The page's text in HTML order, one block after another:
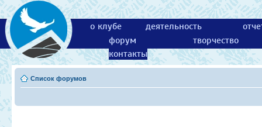
о клубе деятельность
форум
творчество
контакты
Список форумов